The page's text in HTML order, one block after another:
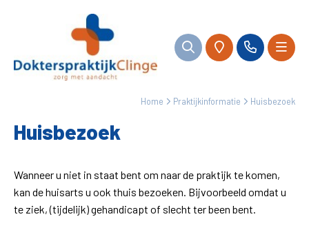
Home Praktijkinformatie Huisbezoek
Huisbezoek
Wanneer u niet in staat bent om naar de praktijk te komen,
kan de huisarts u ook thuis bezoeken. Bijvoorbeeld omdat u
te ziek, (tijdelijk) gehandicapt of slecht ter been bent.